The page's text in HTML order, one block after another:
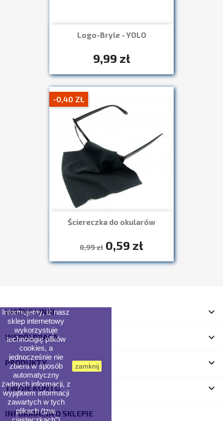
Logo-Bryle - YOLO
9,99 zł
Szybki podgląd
Ściereczka do okularów
0,99 zł 0,59 zł
-0,40 ZŁ
Szybki podgląd
WAŻNE LINKI: 
WSPÓŁPRACA 
PRODUKTY 
TWOJE KONTO 
INFORMACJA O SKLEPIE
Informujemy, iż nasz
sklep internetowy
wykorzystuje
technologię plików
cookies, a
jednocześnie nie
zbiera w sposób
automatyczny
żadnych informacji, z
wyjątkiem informacji
zawartych w tych
plikach (tzw.
zamknij